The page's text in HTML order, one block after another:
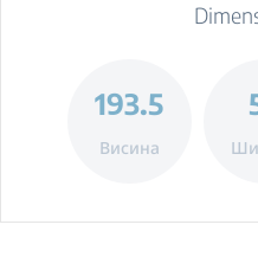
193.5
Висина